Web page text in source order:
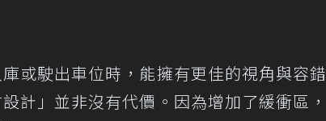
或駛出車位時，能擁有更佳的視角與容錯
計」並非沒有代價。因為增加了緩衝區，